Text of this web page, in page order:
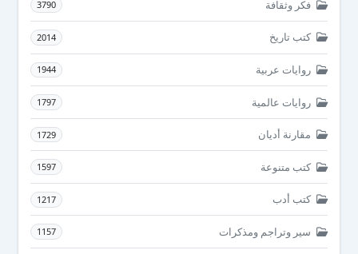
فكر وثقافة 3790
كتب تاريخ 2014
روايات عربية 1944
روايات عالمية 1797
مقارنة أديان 1729
كتب متنوعة 1597
كتب أدب 1217
سير وتراجم ومذكرات 1157